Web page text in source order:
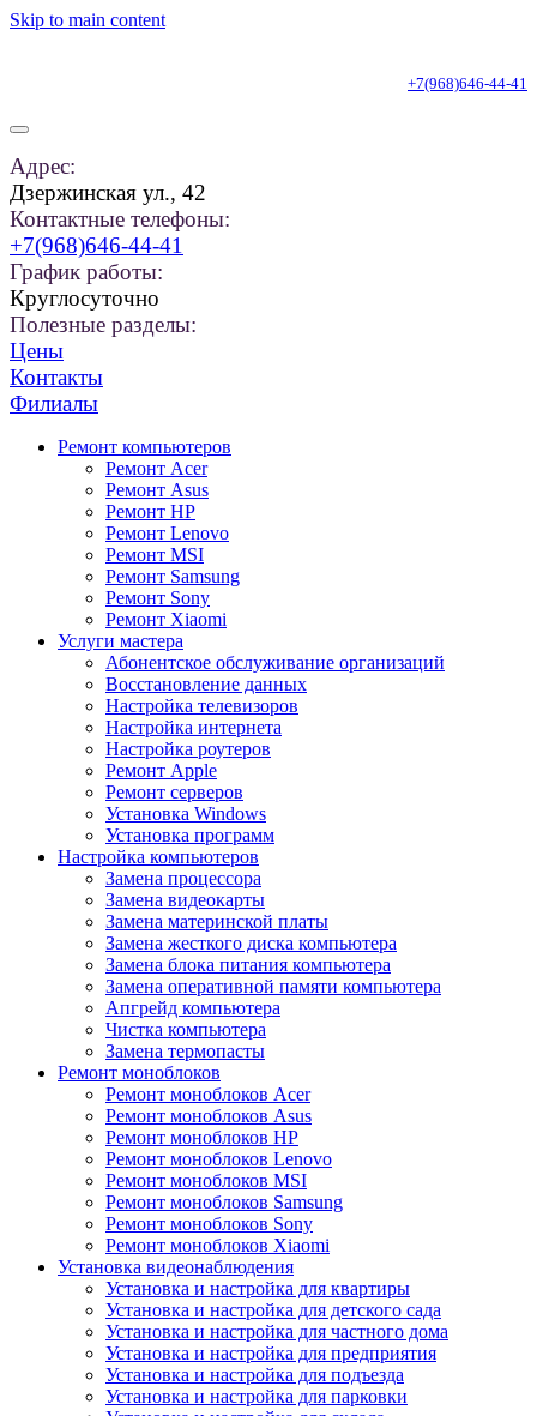
Skip to main content
+7(968)646-44-41
Адрес:
Дзержинская ул., 42
Контактные телефоны:
+7(968)646-44-41
График работы:
Круглосуточно
Полезные разделы:
Цены
Контакты
Филиалы
Ремонт компьютеров
Ремонт Acer
Ремонт Asus
Ремонт HP
Ремонт Lenovo
Ремонт MSI
Ремонт Samsung
Ремонт Sony
Ремонт Xiaomi
Услуги мастера
Абонентское обслуживание организаций
Восстановление данных
Настройка телевизоров
Настройка интернета
Настройка роутеров
Ремонт Apple
Ремонт серверов
Установка Windows
Установка программ
Настройка компьютеров
Замена процессора
Замена видеокарты
Замена материнской платы
Замена жесткого диска компьютера
Замена блока питания компьютера
Замена оперативной памяти компьютера
Апгрейд компьютера
Чистка компьютера
Замена термопасты
Ремонт моноблоков
Ремонт моноблоков Acer
Ремонт моноблоков Asus
Ремонт моноблоков HP
Ремонт моноблоков Lenovo
Ремонт моноблоков MSI
Ремонт моноблоков Samsung
Ремонт моноблоков Sony
Ремонт моноблоков Xiaomi
Установка видеонаблюдения
Установка и настройка для квартиры
Установка и настройка для детского сада
Установка и настройка для частного дома
Установка и настройка для предприятия
Установка и настройка для подъезда
Установка и настройка для парковки